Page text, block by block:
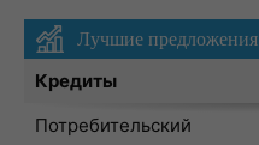
Лучшие предложения
Кредиты
Потребительский